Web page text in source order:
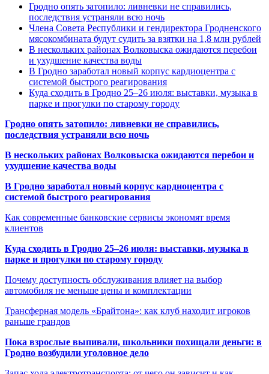
Гродно опять затопило: ливневки не справились,
последствия устраняли всю ночь
Члена Совета Республики и гендиректора Гродненского
мясокомбината будут судить за взятки на 1,8 млн рублей
В нескольких районах Волковыска ожидаются перебои
и ухудшение качества воды
В Гродно заработал новый корпус кардиоцентра с
системой быстрого реагирования
Куда сходить в Гродно 25–26 июля: выставки, музыка в
парке и прогулки по старому городу
Гродно опять затопило: ливневки не справились,
последствия устраняли всю ночь
В нескольких районах Волковыска ожидаются перебои и
ухудшение качества воды
В Гродно заработал новый корпус кардиоцентра с
системой быстрого реагирования
Как современные банковские сервисы экономят время
клиентов
Куда сходить в Гродно 25–26 июля: выставки, музыка в
парке и прогулки по старому городу
Почему доступность обслуживания влияет на выбор
автомобиля не меньше цены и комплектации
Трансферная модель «Брайтона»: как клуб находит игроков
раньше грандов
Пока взрослые выпивали, школьники похищали деньги: в
Гродно возбудили уголовное дело